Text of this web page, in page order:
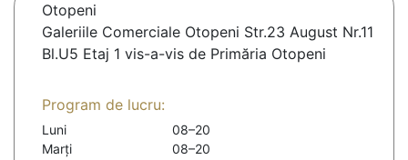
Otopeni
Galeriile Comerciale Otopeni Str.23 August Nr.11
Bl.U5 Etaj 1 vis-a-vis de Primăria Otopeni
Program de lucru:
Luni
08–20
Marți
08–20